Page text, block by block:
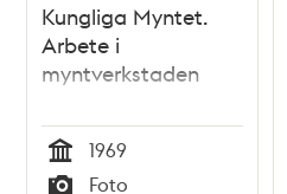
Kungliga Myntet.
Arbete i
myntverkstaden
Tid
1969
Foto